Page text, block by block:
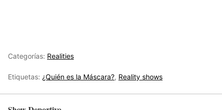
Categorías: Realities
Etiquetas: ¿Quién es la Máscara?, Reality shows